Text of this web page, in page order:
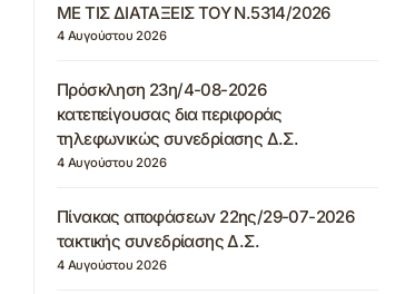
ΜΕ ΤΙΣ ΔΙΑΤΑΞΕΙΣ ΤΟΥ Ν.5314/2026
4 Αυγούστου 2026
Πρόσκληση 23η/4-08-2026
κατεπείγουσας δια περιφοράς
τηλεφωνικώς συνεδρίασης Δ.Σ.
4 Αυγούστου 2026
Πίνακας αποφάσεων 22ης/29-07-2026
τακτικής συνεδρίασης Δ.Σ.
4 Αυγούστου 2026